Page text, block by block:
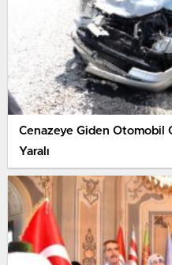
Cenazeye Giden Otomobil
Yaralı